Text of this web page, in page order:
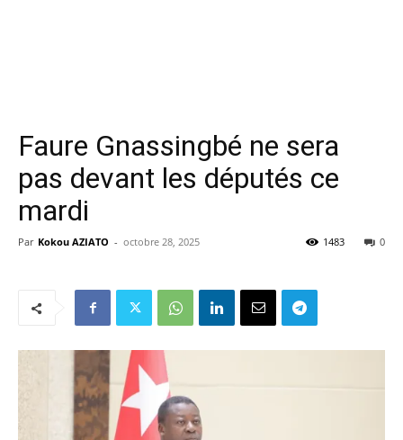
Faure Gnassingbé ne sera
pas devant les députés ce
mardi
Par Kokou AZIATO - octobre 28, 2025 0
1483